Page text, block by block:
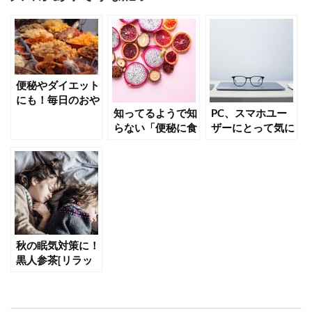
便秘やダイエット
にも！毎日のおや
知ってるようで知
らない「便秘に食
PC、スマホユー
ザーにとって気に
秋の眠気対策に！
黒人参茶[リラッ